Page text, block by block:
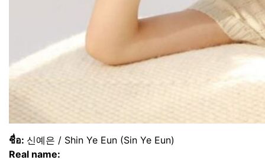
ชื่อ: 신예은 / Shin Ye Eun (Sin Ye Eun)
Real name: